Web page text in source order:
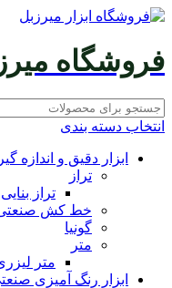
فروشگاه
انتخاب دسته بندی
ابزار دقیق و اندازه
تراز
تراز بنایی
خط کش
گونیا
متر
متر
ابزار رنگ آمیزی